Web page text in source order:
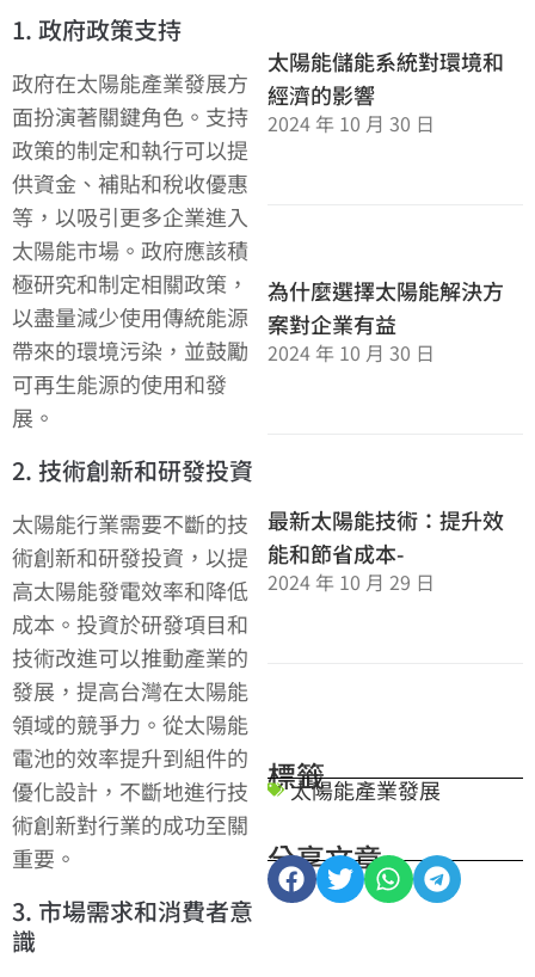
1. 政府政策支持
政府在太陽能產業發展方
面扮演著關鍵角色。支持
政策的制定和執行可以提
供資金、補貼和稅收優惠
等，以吸引更多企業進入
太陽能市場。政府應該積
極研究和制定相關政策，
以盡量減少使用傳統能源
帶來的環境污染，並鼓勵
可再生能源的使用和發
展。
2. 技術創新和研發投資
太陽能行業需要不斷的技
術創新和研發投資，以提
高太陽能發電效率和降低
成本。投資於研發項目和
技術改進可以推動產業的
發展，提高台灣在太陽能
領域的競爭力。從太陽能
電池的效率提升到組件的
優化設計，不斷地進行技
術創新對行業的成功至關
重要。
3. 市場需求和消費者意
識
太陽能儲能系統對環境和
經濟的影響
2024 年 10 月 30 日
為什麼選擇太陽能解決方
案對企業有益
2024 年 10 月 30 日
最新太陽能技術：提升效
能和節省成本-
2024 年 10 月 29 日
標籤
太陽能產業發展
分享文章